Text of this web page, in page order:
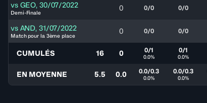
vs GEO, 30/07/2022
Demi-Finale
0 0/0 0/0
vs AND, 31/07/2022
Match pour la 3ème place
0 0/0 0/0
CUMULÉS 16 0 0/1
0.0%
0/1
0.0%
EN MOYENNE 5.5 0.0 0.0/0.3
0.0%
0.0/0.3
0.0%